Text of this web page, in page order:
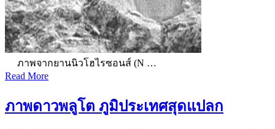
ภาพจากยานนิวโฮไรซอนส์ (N …
Read More
ภาพดาวพลูโต ภูมิประเทศสุดแปลก